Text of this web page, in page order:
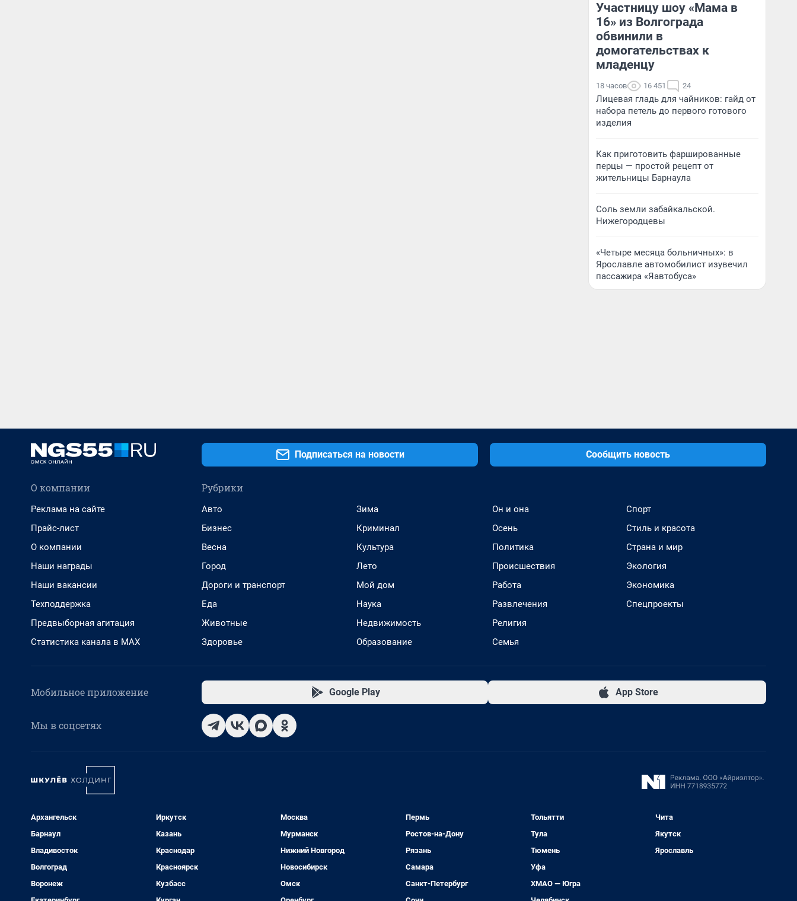
Участницу шоу «Мама в
16» из Волгограда
обвинили в
домогательствах к
младенцу
18 часов 16 451 24
Лицевая гладь для чайников: гайд от
набора петель до первого готового
изделия
Как приготовить фаршированные
перцы — простой рецепт от
жительницы Барнаула
Соль земли забайкальской.
Нижегородцевы
«Четыре месяца больничных»: в
Ярославле автомобилист изувечил
пассажира «Яавтобуса»
Подписаться на новости Сообщить новость
О компании
Реклама на сайте
Прайс-лист
О компании
Наши награды
Наши вакансии
Техподдержка
Предвыборная агитация
Статистика канала в MAX
Рубрики
Авто
Бизнес
Весна
Город
Дороги и транспорт
Еда
Животные
Здоровье
Зима
Криминал
Культура
Лето
Мой дом
Наука
Недвижимость
Образование
Он и она
Осень
Политика
Происшествия
Работа
Развлечения
Религия
Семья
Спорт
Стиль и красота
Страна и мир
Экология
Экономика
Спецпроекты
Мобильное приложение Google Play App Store
Мы в соцсетях
Архангельск
Барнаул
Владивосток
Волгоград
Воронеж
Иркутск
Казань
Краснодар
Красноярск
Кузбасс
Москва
Мурманск
Нижний Новгород
Новосибирск
Омск
Пермь
Ростов-на-Дону
Рязань
Самара
Санкт-Петербург
Тольятти
Тула
Тюмень
Уфа
ХМАО — Югра
Чита
Якутск
Ярославль